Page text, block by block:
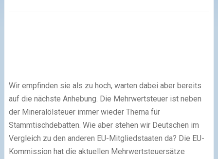
Wir empfinden sie als zu hoch, warten dabei aber bereits
auf die nächste Anhebung. Die Mehrwertsteuer ist neben
der Mineralölsteuer immer wieder Thema für
Stammtischdebatten. Wie aber stehen wir Deutschen im
Vergleich zu den anderen EU-Mitgliedstaaten da? Die EU-
Kommission hat die aktuellen Mehrwertsteuersätze